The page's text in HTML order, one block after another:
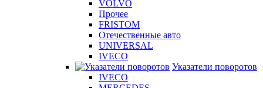
VOLVO
Прочее
FRISTOM
Отечественные авто
UNIVERSAL
IVECO
Указатели поворотов
IVECO